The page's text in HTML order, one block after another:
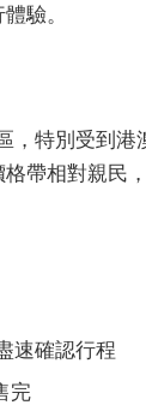
驗。
，特別受到
帶相對親民
速確認行程
完